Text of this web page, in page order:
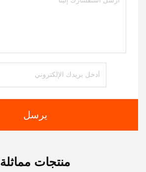
يرسل
منتجات مماثلة